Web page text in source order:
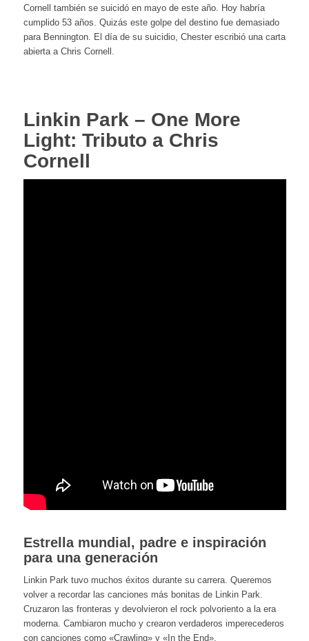
Cornell también se suicidó en mayo de este año. Hoy habría
cumplido 53 años. Quizás este golpe del destino fue demasiado
para Bennington. El día de su suicidio, Chester escribió una carta
abierta a Chris Cornell.
Linkin Park – One More
Light: Tributo a Chris
Cornell
Estrella mundial, padre e inspiración
para una generación
Linkin Park tuvo muchos éxitos durante su carrera. Queremos
volver a recordar las canciones más bonitas de Linkin Park.
Cruzaron las fronteras y devolvieron el rock polvoriento a la era
moderna. Cambiaron mucho y crearon verdaderos imperecederos
con canciones como «Crawling» y «In the End».